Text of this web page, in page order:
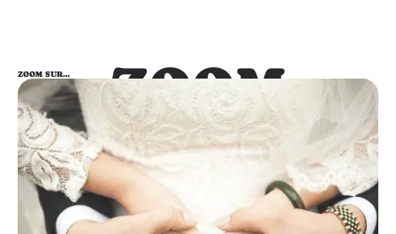
ZOOM
SUR…
ZOOM SUR…